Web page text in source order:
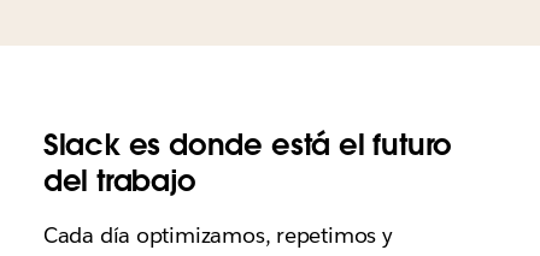
Slack es donde está el futuro
del trabajo
Cada día optimizamos, repetimos y